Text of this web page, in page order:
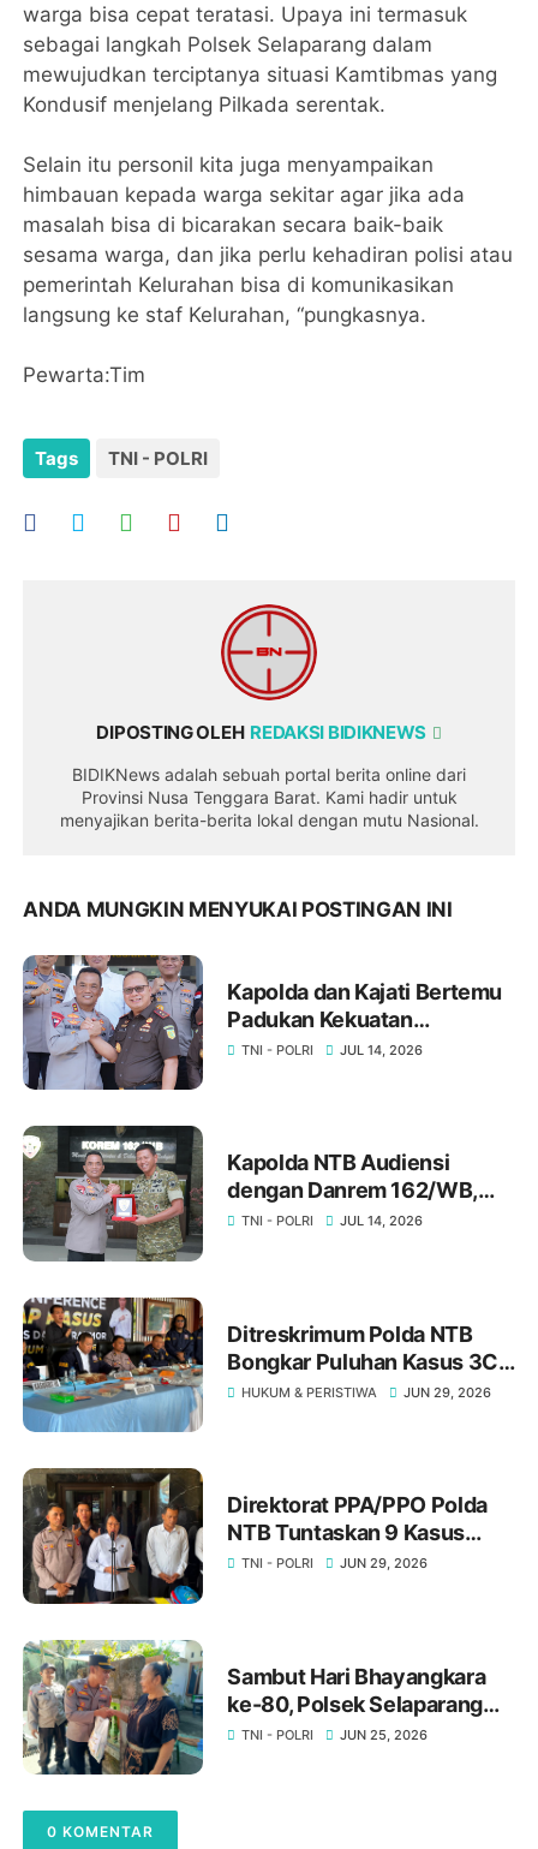
warga bisa cepat teratasi. Upaya ini termasuk
sebagai langkah Polsek Selaparang dalam
mewujudkan terciptanya situasi Kamtibmas yang
Kondusif menjelang Pilkada serentak.
Selain itu personil kita juga menyampaikan
himbauan kepada warga sekitar agar jika ada
masalah bisa di bicarakan secara baik-baik
sesama warga, dan jika perlu kehadiran polisi atau
pemerintah Kelurahan bisa di komunikasikan
langsung ke staf Kelurahan, “pungkasnya.
Pewarta:Tim
Tags TNI - POLRI
DIPOSTING OLEH REDAKSI BIDIKNEWS
BIDIKNews adalah sebuah portal berita online dari
Provinsi Nusa Tenggara Barat. Kami hadir untuk
menyajikan berita-berita lokal dengan mutu Nasional.
ANDA MUNGKIN MENYUKAI POSTINGAN INI
Kapolda dan Kajati Bertemu
Padukan Kekuatan
Penegakkan Hukum
TNI - POLRI JUL 14, 2026
‎Kapolda NTB Audiensi
dengan Danrem 162/WB,
Bahas Stabilitas Keamanan
TNI - POLRI JUL 14, 2026
Ditreskrimum Polda NTB
Bongkar Puluhan Kasus 3C,
Ratusan Orang Jadi
HUKUM & PERISTIWA JUN 29, 2026
Direktorat PPA/PPO Polda
NTB Tuntaskan 9 Kasus
Pada Juni 2026, Satu
TNI - POLRI JUN 29, 2026
‎Sambut Hari Bhayangkara
ke-80, Polsek Selaparang
Salurkan Bantuan Sosial
TNI - POLRI JUN 25, 2026
0 KOMENTAR